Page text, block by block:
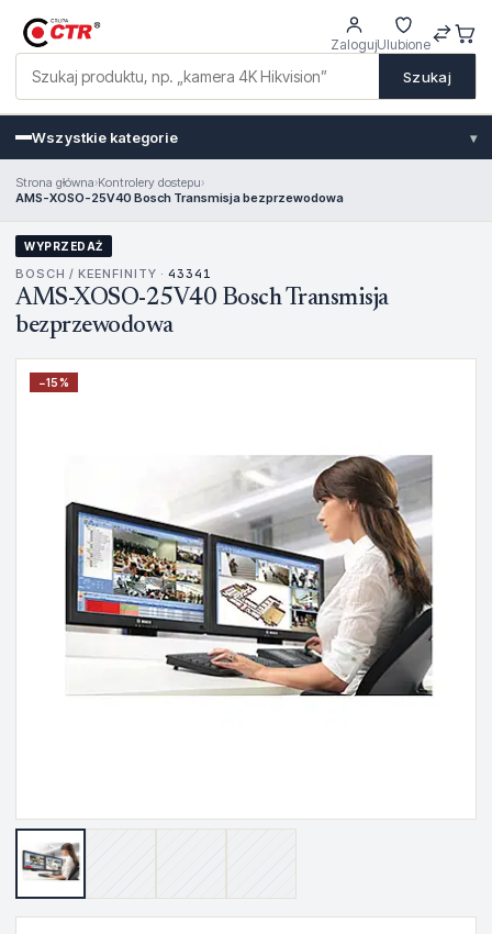
Szukaj
ZalogujUlubione
Wszystkie kategorie ▾
Strona główna›Kontrolery dostepu›
AMS-XOSO-25V40 Bosch Transmisja bezprzewodowa
WYPRZEDAŻ
BOSCH / KEENFINITY · 43341
AMS-XOSO-25V40 Bosch Transmisja
bezprzewodowa
−15%